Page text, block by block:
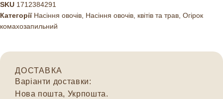
SKU 1712384291
Категорії Насіння овочів, Насіння овочів, квітів та трав, Огірок
комахозапильний
ДОСТАВКА
Варіанти доставки:
Нова пошта, Укрпошта.